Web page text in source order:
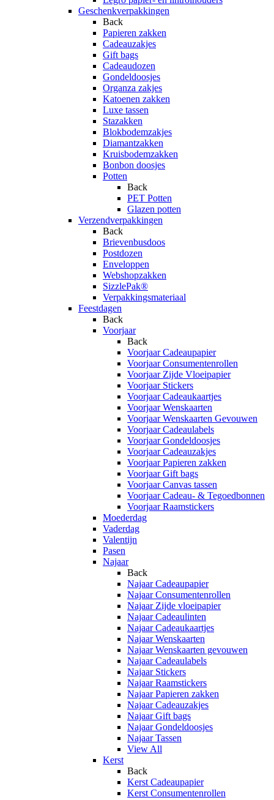
Geschenkverpakkingen
Back
Papieren zakken
Cadeauzakjes
Gift bags
Cadeaudozen
Gondeldoosjes
Organza zakjes
Katoenen zakken
Luxe tassen
Stazakken
Blokbodemzakjes
Diamantzakken
Kruisbodemzakken
Bonbon doosjes
Potten
Back
PET Potten
Glazen potten
Verzendverpakkingen
Back
Brievenbusdoos
Postdozen
Enveloppen
Webshopzakken
SizzlePak®
Verpakkingsmateriaal
Feestdagen
Back
Voorjaar
Back
Voorjaar Cadeaupapier
Voorjaar Consumentenrollen
Voorjaar Zijde Vloeipapier
Voorjaar Stickers
Voorjaar Cadeaukaartjes
Voorjaar Wenskaarten
Voorjaar Wenskaarten Gevouwen
Voorjaar Cadeaulabels
Voorjaar Gondeldoosjes
Voorjaar Cadeauzakjes
Voorjaar Papieren zakken
Voorjaar Gift bags
Voorjaar Canvas tassen
Voorjaar Cadeau- & Tegoedbonnen
Voorjaar Raamstickers
Moederdag
Vaderdag
Valentijn
Pasen
Najaar
Back
Najaar Cadeaupapier
Najaar Consumentenrollen
Najaar Zijde vloeipapier
Najaar Cadeaulinten
Najaar Cadeaukaartjes
Najaar Wenskaarten
Najaar Wenskaarten gevouwen
Najaar Cadeaulabels
Najaar Stickers
Najaar Raamstickers
Najaar Papieren zakken
Najaar Cadeauzakjes
Najaar Gift bags
Najaar Gondeldoosjes
Najaar Tassen
View All
Kerst
Back
Kerst Cadeaupapier
Kerst Consumentenrollen